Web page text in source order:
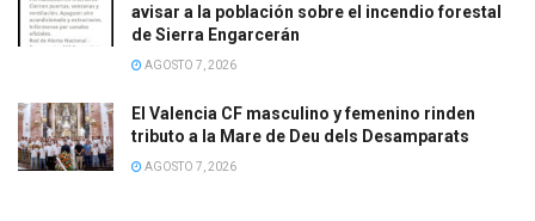
avisar a la población sobre el incendio forestal
de Sierra Engarcerán
AGOSTO 7, 2026
El Valencia CF masculino y femenino rinden
tributo a la Mare de Deu dels Desamparats
AGOSTO 7, 2026